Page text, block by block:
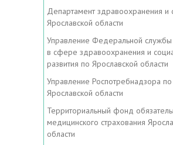
Департамент здравоохранения
Ярославской области
Управление Федеральной
в сфере здравоохранения и
развития по Ярославской области
Управление Роспотребнадзора по
Ярославской области
Территориальный фонд
медицинского страхования
области